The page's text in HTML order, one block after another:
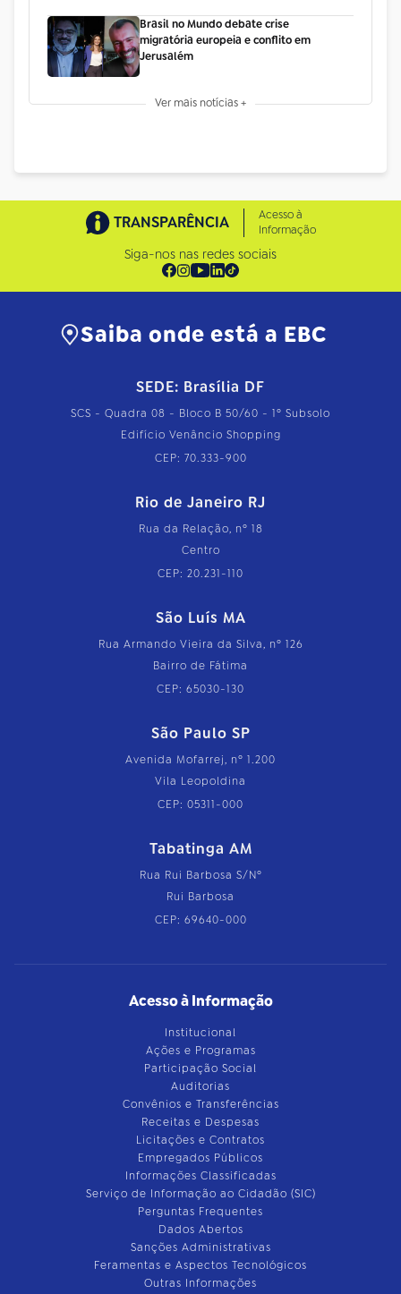
Brasil no Mundo debate crise
migratória europeia e conflito em
Jerusalém
Ver mais notícias +
TRANSPARÊNCIA
Acesso à
Informação
Siga-nos nas redes sociais
Saiba onde está a EBC
SEDE: Brasília DF
SCS - Quadra 08 - Bloco B 50/60 - 1º Subsolo
Edifício Venâncio Shopping
CEP: 70.333-900
Rio de Janeiro RJ
Rua da Relação, nº 18
Centro
CEP: 20.231-110
São Luís MA
Rua Armando Vieira da Silva, nº 126
Bairro de Fátima
CEP: 65030-130
São Paulo SP
Avenida Mofarrej, nº 1.200
Vila Leopoldina
CEP: 05311-000
Tabatinga AM
Rua Rui Barbosa S/Nº
Rui Barbosa
CEP: 69640-000
Acesso à Informação
Institucional
Ações e Programas
Participação Social
Auditorias
Convênios e Transferências
Receitas e Despesas
Licitações e Contratos
Empregados Públicos
Informações Classificadas
Serviço de Informação ao Cidadão (SIC)
Perguntas Frequentes
Dados Abertos
Sanções Administrativas
Feramentas e Aspectos Tecnológicos
Outras Informações